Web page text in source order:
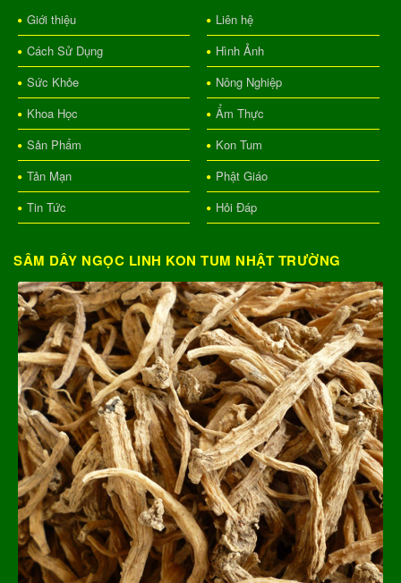
Giới thiệu
Liên hệ
Cách Sử Dụng
Hình Ảnh
Sức Khỏe
Nông Nghiệp
Khoa Học
Ẩm Thực
Sản Phẩm
Kon Tum
Tản Mạn
Phật Giáo
Tin Tức
Hỏi Đáp
SÂM DÂY NGỌC LINH KON TUM NHẬT TRƯỜNG